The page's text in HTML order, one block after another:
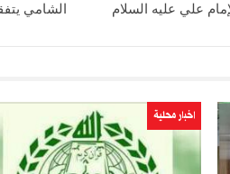
علي عليه السلام الشامي
اخبار محلية